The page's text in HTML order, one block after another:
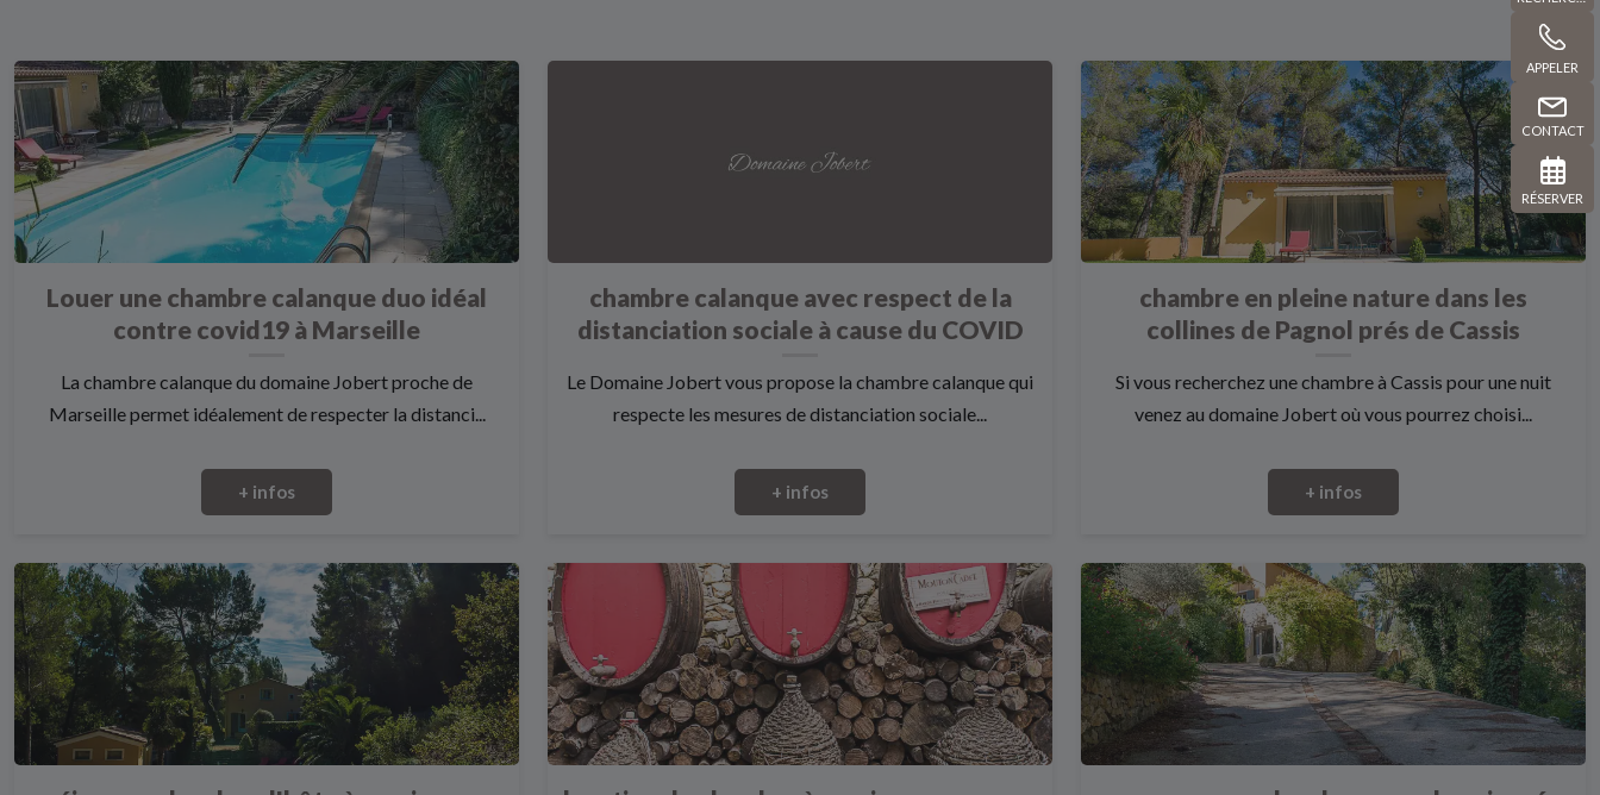
APPELER
CONTACT
RÉSERVER
Louer une chambre calanque duo idéal
contre covid19 à Marseille
La chambre calanque du domaine Jobert proche de
Marseille permet idéalement de respecter la distanci...
+ infos
chambre calanque avec respect de la
distanciation sociale à cause du COVID
Le Domaine Jobert vous propose la chambre calanque qui
respecte les mesures de distanciation sociale...
+ infos
chambre en pleine nature dans les
collines de Pagnol prés de Cassis
Si vous recherchez une chambre à Cassis pour une nuit
venez au domaine Jobert où vous pourrez choisi...
+ infos